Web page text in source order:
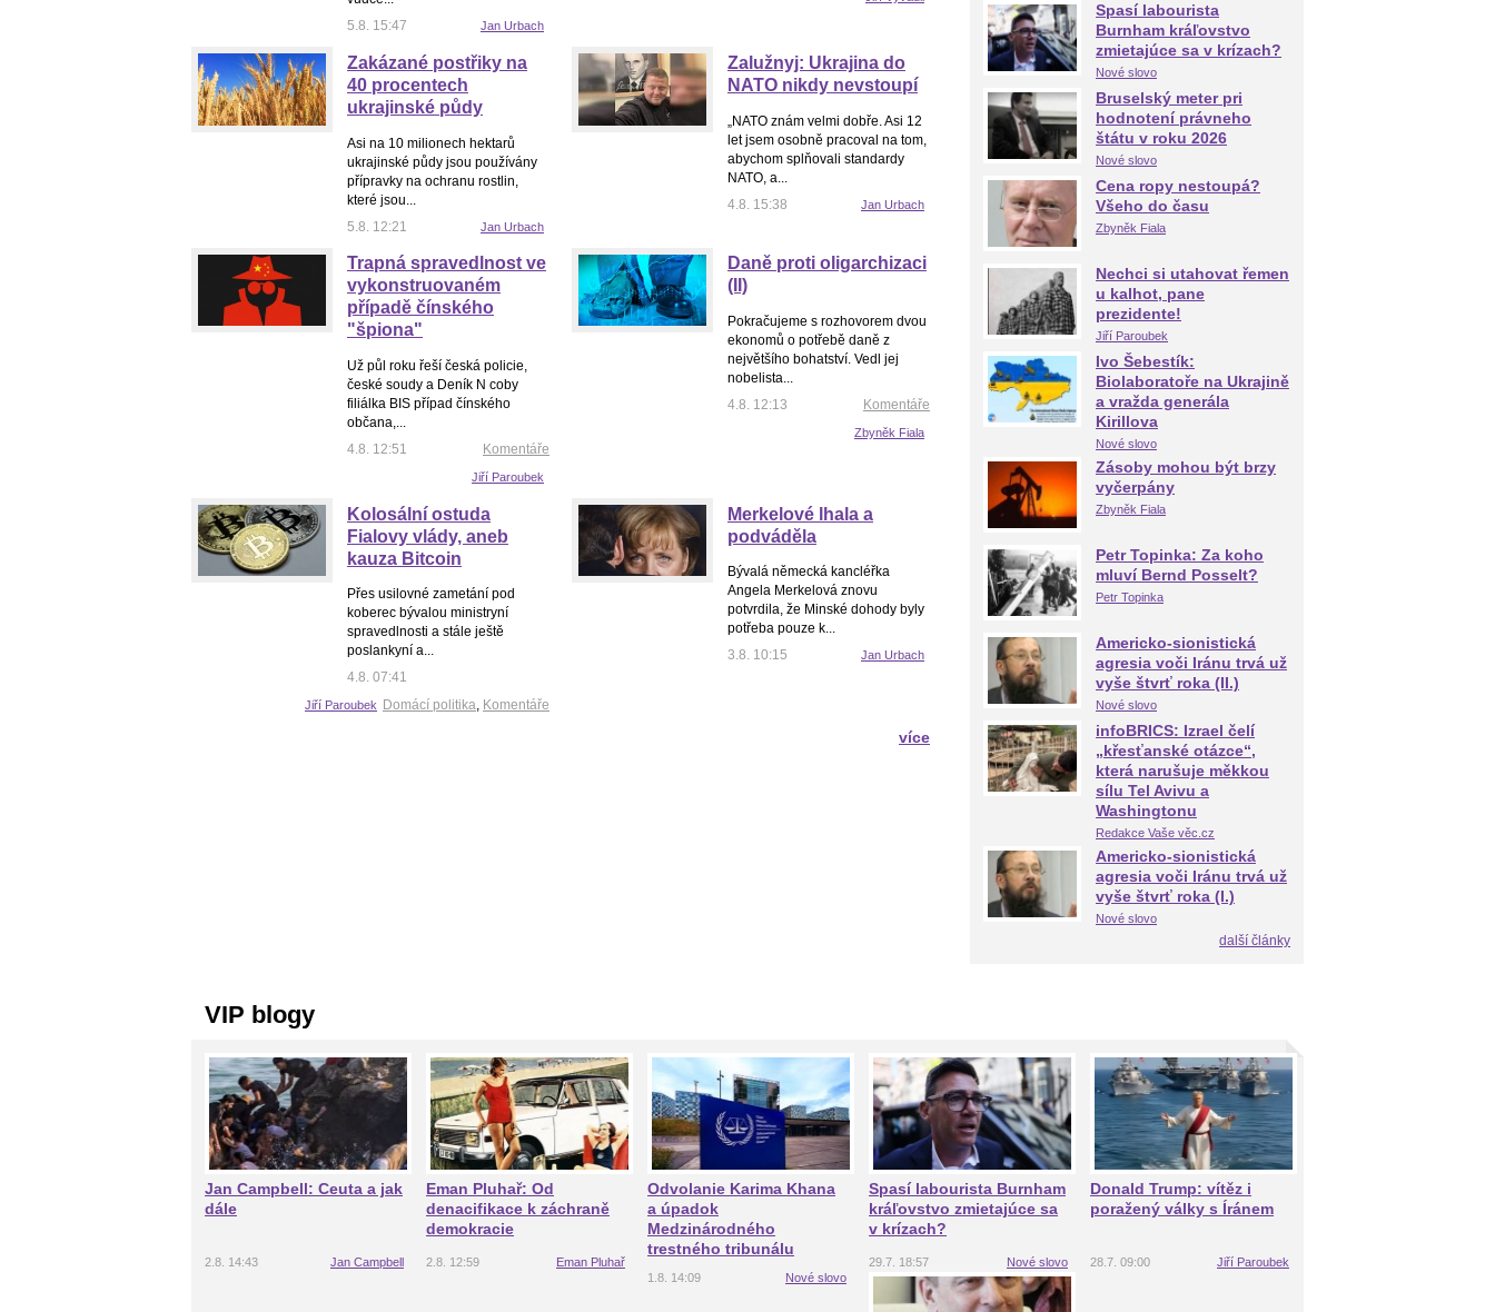
5.8. 15:47
Jan Urbach
Zakázané postřiky na
40 procentech
ukrajinské půdy
Asi na 10 milionech hektarů
ukrajinské půdy jsou používány
přípravky na ochranu rostlin,
které jsou...
5.8. 12:21
Jan Urbach
Zalužnyj: Ukrajina do
NATO nikdy nevstoupí
„NATO znám velmi dobře. Asi 12
let jsem osobně pracoval na tom,
abychom splňovali standardy
NATO, a...
4.8. 15:38
Jan Urbach
Trapná spravedlnost ve
vykonstruovaném
případě čínského
"špiona"
Už půl roku řeší česká policie,
české soudy a Deník N coby
filiálka BIS případ čínského
občana,...
4.8. 12:51
Komentáře
Jiří Paroubek
Daně proti oligarchizaci
(II)
Pokračujeme s rozhovorem dvou
ekonomů o potřebě daně z
největšího bohatství. Vedl jej
nobelista...
4.8. 12:13
Komentáře
Zbyněk Fiala
Kolosální ostuda
Fialovy vlády, aneb
kauza Bitcoin
Přes usilovné zametání pod
koberec bývalou ministryní
spravedlnosti a stále ještě
poslankyní a...
4.8. 07:41
Domácí politika, Komentáře
Jiří Paroubek
Merkelové lhala a
podváděla
Bývalá německá kancléřka
Angela Merkelová znovu
potvrdila, že Minské dohody byly
potřeba pouze k...
3.8. 10:15
Jan Urbach
více
Spasí labourista
Burnham kráľovstvo
zmietajúce sa v krízach?
Nové slovo
Bruselský meter pri
hodnotení právneho
štátu v roku 2026
Nové slovo
Cena ropy nestoupá?
Všeho do času
Zbyněk Fiala
Nechci si utahovat řemen
u kalhot, pane
prezidente!
Jiří Paroubek
Ivo Šebestík:
Biolaboratoře na Ukrajině
a vražda generála
Kirillova
Nové slovo
Zásoby mohou být brzy
vyčerpány
Zbyněk Fiala
Petr Topinka: Za koho
mluví Bernd Posselt?
Petr Topinka
Americko-sionistická
agresia voči Iránu trvá už
vyše štvrť roka (II.)
Nové slovo
infoBRICS: Izrael čelí
„křesťanské otázce“,
která narušuje měkkou
sílu Tel Avivu a
Washingtonu
Redakce Vaše věc.cz
Americko-sionistická
agresia voči Iránu trvá už
vyše štvrť roka (I.)
Nové slovo
další články
VIP blogy
Jan Campbell: Ceuta a jak
dále
2.8. 14:43 Jan Campbell
Eman Pluhař: Od
denacifikace k záchraně
demokracie
2.8. 12:59 Eman Pluhař
Odvolanie Karima Khana
a úpadok
Medzinárodného
trestného tribunálu
1.8. 14:09 Nové slovo
Spasí labourista Burnham
kráľovstvo zmietajúce sa
v krízach?
29.7. 18:57 Nové slovo
Donald Trump: vítěz i
poražený války s Íránem
28.7. 09:00 Jiří Paroubek